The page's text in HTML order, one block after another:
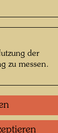
Fux,
die
an
der
zu messen.